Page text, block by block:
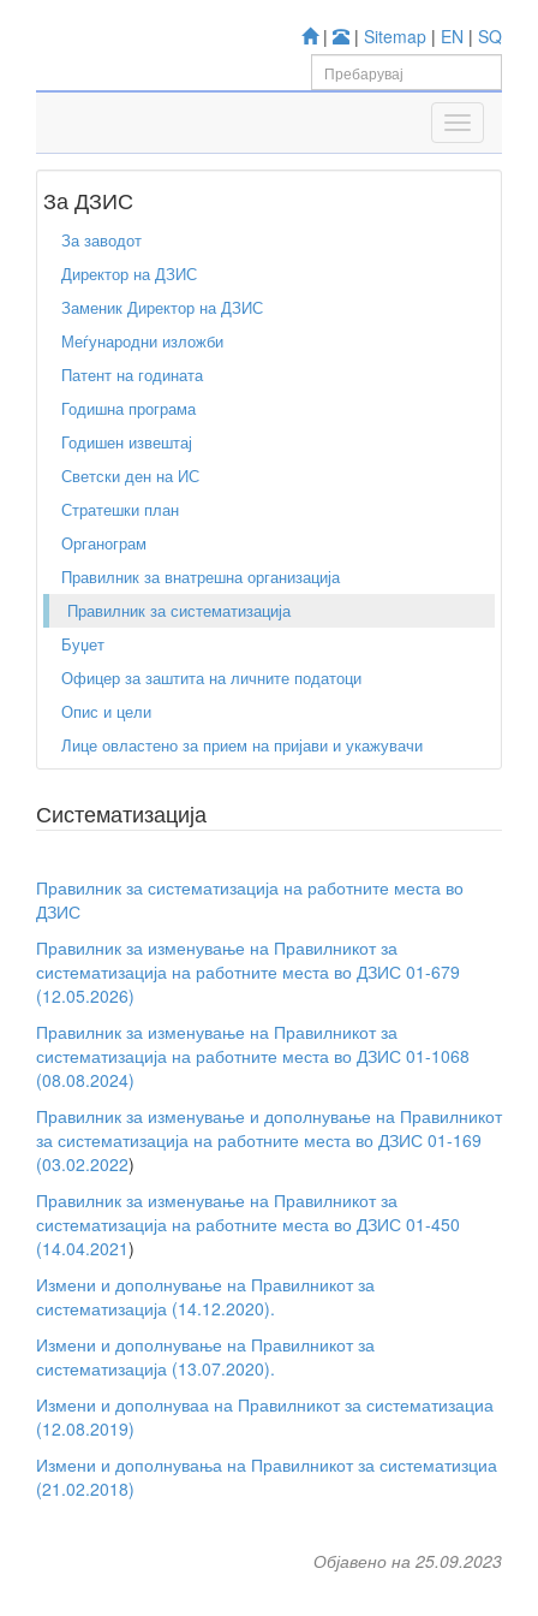
| | Sitemap | EN | SQ
За ДЗИС
За заводот
Директор на ДЗИС
Заменик Директор на ДЗИС
Меѓународни изложби
Патент на годината
Годишна програма
Годишен извештај
Светски ден на ИС
Стратешки план
Органограм
Правилник за внатрешна организација
Правилник за систематизација
Буџет
Офицер за заштита на личните податоци
Опис и цели
Лице овластено за прием на пријави и укажувачи
Систематизација
Правилник за систематизација на работните места во
ДЗИС
Правилник за изменување на Правилникот за
систематизација на работните места во ДЗИС 01-679
(12.05.2026)
Правилник за изменување на Правилникот за
систематизација на работните места во ДЗИС 01-1068
(08.08.2024)
Правилник за изменување и дополнување на Правилникот
за систематизација на работните места во ДЗИС 01-169
(03.02.2022)
Правилник за изменување на Правилникот за
систематизација на работните места во ДЗИС 01-450
(14.04.2021)
Измени и дополнување на Правилникот за
систематизација (14.12.2020).
Измени и дополнување на Правилникот за
систематизација (13.07.2020).
Измени и дополнуваа на Правилникот за систематизациа
(12.08.2019)
Измени и дополнувања на Правилникот за систематизциа
(21.02.2018)
Објавено на 25.09.2023